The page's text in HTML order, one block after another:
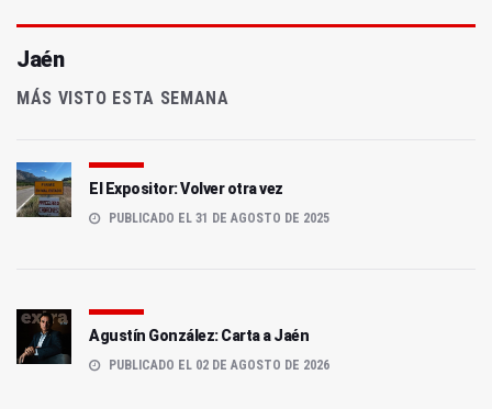
Jaén
MÁS VISTO ESTA SEMANA
El Expositor: Volver otra vez
PUBLICADO EL 31 DE AGOSTO DE 2025
Agustín González: Carta a Jaén
PUBLICADO EL 02 DE AGOSTO DE 2026